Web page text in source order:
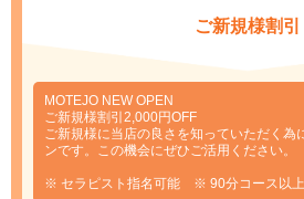
ご新規様割引
MOTEJO NEW OPEN
ご新規様割引2,000円OFF
ご新規様に当店の良さを知っていただく為
ンです。この機会にぜひご活用ください。
※ セラピスト指名可能 ※ 90分コース以上